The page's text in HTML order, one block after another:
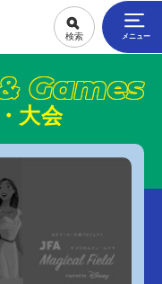
Games
大会